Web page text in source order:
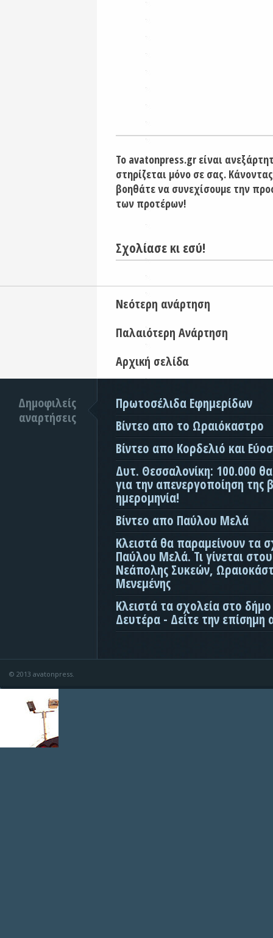
Το avatonpress.gr είναι
στηρίζεται μόνο σε σας.
βοηθάτε να συνεχίσουμε την
των προτέρων!
Σχολίασε κι εσύ!
Νεότερη ανάρτηση
Παλαιότερη Ανάρτηση
Αρχική σελίδα
Δημοφιλείς
αναρτήσεις
Πρωτοσέλιδα Εφημερίδων
Βίντεο απο το Ωραιόκαστρο
Βίντεο απο Κορδελιό και
Δυτ. Θεσσαλονίκη: 100.000
για την απενεργοποίηση της
ημερομηνία!
Βίντεο απο Παύλου Μελά
Κλειστά θα παραμείνουν τα
Παύλου Μελά. Τι γίνεται
Νεάπολης Συκεών,
Μενεμένης
Κλειστά τα σχολεία στο
Δευτέρα - Δείτε την επίσημη
© 2013 avatonpress.